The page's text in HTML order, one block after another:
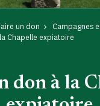
un don
Campagnes
Chapelle expiatoire
don à la